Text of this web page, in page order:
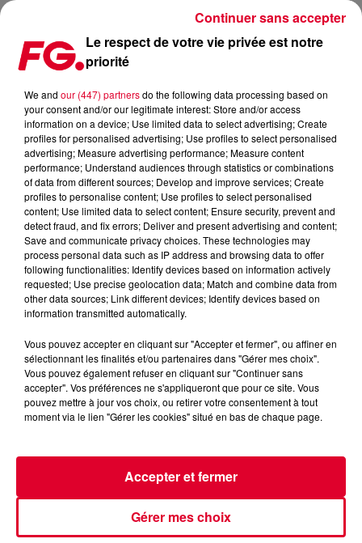
MAINSTAGE : STEVE AOKI
Le respect de votre vie privée est notre
priorité
We and our (447) partnersdo the following data processing based on
your consent and/or our legitimate interest: Store and/or access
information on a device; Use limited data to select advertising; Create
profiles for personalised advertising; Use profiles to select personalised
advertising; Measure advertising performance; Measure content
performance; Understand audiences through statistics or combinations
of data from different sources; Develop and improve services; Create
profiles to personalise content; Use profiles to select personalised
content; Use limited data to select content; Ensure security, prevent and
detect fraud, and fix errors; Deliver and present advertising and content;
Save and communicate privacy choices. These technologies may
process personal data such as IP address and browsing data to offer
following functionalities: Identify devices based on information actively
requested; Use precise geolocation data; Match and combine data from
other data sources; Link different devices; Identify devices based on
information transmitted automatically.
Vous pouvez accepter en cliquant sur "Accepter et fermer", ou affiner en
sélectionnant les finalités et/ou partenaires dans "Gérer mes choix".
Vous pouvez également refuser en cliquant sur "Continuer sans
accepter". Vos préférences ne s'appliqueront que pour ce site. Vous
pouvez mettre à jour vos choix, ou retirer votre consentement à tout
moment via le lien "Gérer les cookies" situé en bas de chaque page.
Gérer mes choix
Accepter et fermer
Continuer sans accepter